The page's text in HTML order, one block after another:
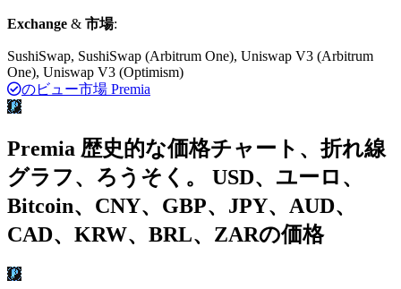
Exchange & 市場:
SushiSwap, SushiSwap (Arbitrum One), Uniswap V3 (Arbitrum
One), Uniswap V3 (Optimism)
のビュー市場 Premia
Premia 歴史的な価格チャート、折れ線
グラフ、ろうそく。 USD、ユーロ、
Bitcoin、CNY、GBP、JPY、AUD、
CAD、KRW、BRL、ZARの価格